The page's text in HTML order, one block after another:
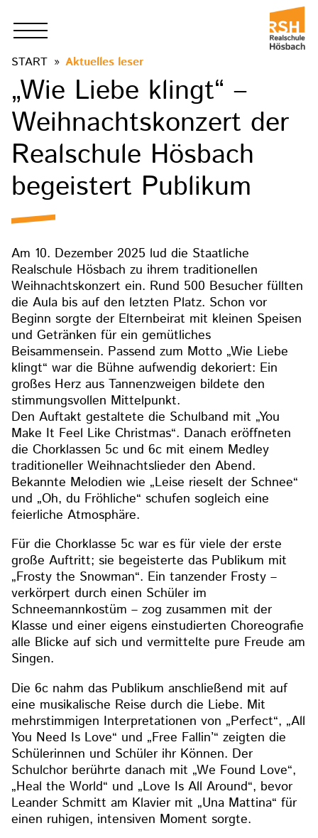
START Aktuelles leser
„Wie Liebe klingt“ –
Weihnachtskonzert der
Realschule Hösbach
begeistert Publikum
Am 10. Dezember 2025 lud die Staatliche
Realschule Hösbach zu ihrem traditionellen
Weihnachtskonzert ein. Rund 500 Besucher füllten
die Aula bis auf den letzten Platz. Schon vor
Beginn sorgte der Elternbeirat mit kleinen Speisen
und Getränken für ein gemütliches
Beisammensein. Passend zum Motto „Wie Liebe
klingt“ war die Bühne aufwendig dekoriert: Ein
großes Herz aus Tannenzweigen bildete den
stimmungsvollen Mittelpunkt.
Den Auftakt gestaltete die Schulband mit „You
Make It Feel Like Christmas“. Danach eröffneten
die Chorklassen 5c und 6c mit einem Medley
traditioneller Weihnachtslieder den Abend.
Bekannte Melodien wie „Leise rieselt der Schnee“
und „Oh, du Fröhliche“ schufen sogleich eine
feierliche Atmosphäre.
Für die Chorklasse 5c war es für viele der erste
große Auftritt; sie begeisterte das Publikum mit
„Frosty the Snowman“. Ein tanzender Frosty –
verkörpert durch einen Schüler im
Schneemannkostüm – zog zusammen mit der
Klasse und einer eigens einstudierten Choreografie
alle Blicke auf sich und vermittelte pure Freude am
Singen.
Die 6c nahm das Publikum anschließend mit auf
eine musikalische Reise durch die Liebe. Mit
mehrstimmigen Interpretationen von „Perfect“, „All
You Need Is Love“ und „Free Fallin’“ zeigten die
Schülerinnen und Schüler ihr Können. Der
Schulchor berührte danach mit „We Found Love“,
„Heal the World“ und „Love Is All Around“, bevor
Leander Schmitt am Klavier mit „Una Mattina“ für
einen ruhigen, intensiven Moment sorgte.